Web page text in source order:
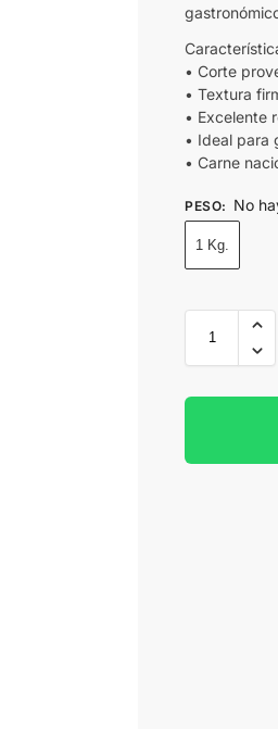
• Corte
• Textura
• Excelente
• Ideal para
• Carne
PESO: No
1 Kg.